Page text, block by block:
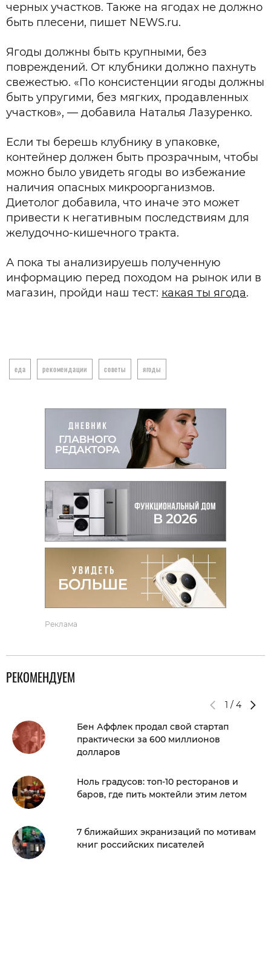
черных участков. Также на ягодах не должно
быть плесени, пишет NEWS.ru.
Ягоды должны быть крупными, без
повреждений. От клубники должно пахнуть
свежестью. «По консистенции ягоды должны
быть упругими, без мягких, продавленных
участков», — добавила Наталья Лазуренко.
Если ты берешь клубнику в упаковке,
контейнер должен быть прозрачным, чтобы
можно было увидеть ягоды во избежание
наличия опасных микроорганизмов.
Диетолог добавила, что иначе это может
привести к негативным последствиям для
желудочно-кишечного тракта.
А пока ты анализируешь полученную
информацию перед походом на рынок или в
магазин, пройди наш тест: какая ты ягода.
еда рекомендации советы ягоды
Реклама
РЕКОМЕНДУЕМ
1 / 4
Бен Аффлек продал свой стартап
практически за 600 миллионов
долларов
Ноль градусов: топ-10 ресторанов и
баров, где пить моктейли этим летом
7 ближайших экранизаций по мотивам
книг российских писателей